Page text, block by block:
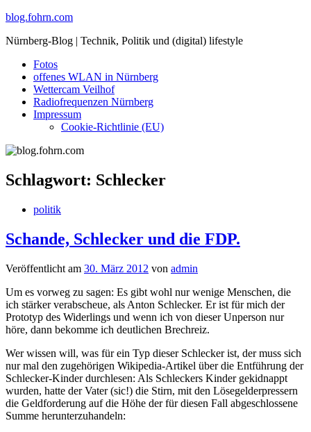
Skip
content
blog.fohrn.com
Nürnberg-Blog | Technik, Politik und (digital) lifestyle
Fotos
offenes WLAN in Nürnberg
Wettercam Veilhof
Radiofrequenzen Nürnberg
Impressum
Cookie-Richtlinie (EU)
Schlagwort: Schlecker
politik
Schande, Schlecker und die FDP.
Veröffentlicht am 30. März 2012 von admin
Um es vorweg zu sagen: Es gibt wohl nur wenige Menschen, die
ich stärker verabscheue, als Anton Schlecker. Er ist für mich der
Prototyp des Widerlings und wenn ich von dieser Unperson nur
höre, dann bekomme ich deutlichen Brechreiz.
Wer wissen will, was für ein Typ dieser Schlecker ist, der muss sich
nur mal den zugehörigen Wikipedia-Artikel über die Entführung der
Schlecker-Kinder durchlesen: Als Schleckers Kinder gekidnappt
wurden, hatte der Vater (sic!) die Stirn, mit den Lösegelderpressern
die Geldforderung auf die Höhe der für diesen Fall abgeschlossene
Summe herunterzuhandeln: